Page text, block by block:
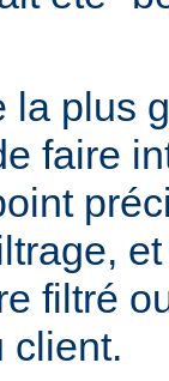
la plus
faire
filtré
client.